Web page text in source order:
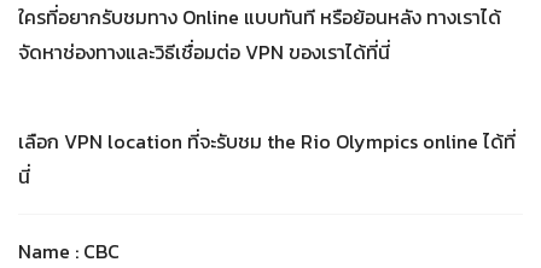
ใครที่อยากรับชมทาง Online แบบทันที หรือย้อนหลัง ทางเราได้
จัดหาช่องทางและวิธีเชื่อมต่อ VPN ของเราได้ที่นี่
เลือก VPN location ที่จะรับชม the Rio Olympics online ได้ที่
นี่
Name : CBC